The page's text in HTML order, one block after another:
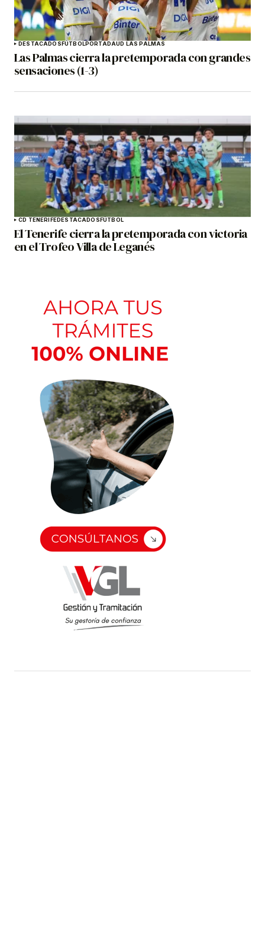
DESTACADOSFÚTBOLPORTADAUD LAS PALMAS
Las Palmas cierra la pretemporada con grandes
sensaciones (1-3)
CD TENERIFEDESTACADOSFÚTBOL
El Tenerife cierra la pretemporada con victoria
en el Trofeo Villa de Leganés